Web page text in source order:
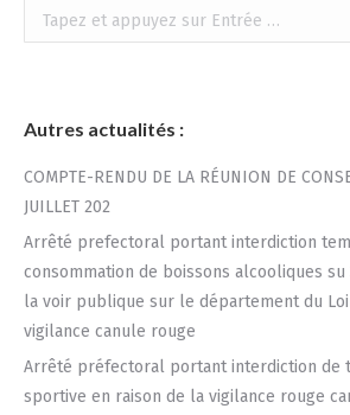
Recherche
:
Autres actualités :
COMPTE-RENDU DE LA RÉUNION DE
JUILLET 202
Arrêté prefectoral portant interdiction
consommation de boissons alcooliques su
la voir publique sur le département du
vigilance canule rouge
Arrêté préfectoral portant interdiction de
sportive en raison de la vigilance rouge